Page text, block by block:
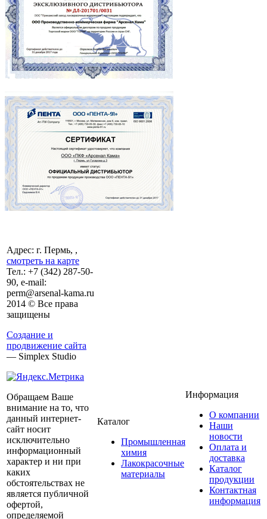
Адрес: г. Пермь, ,
смотреть на карте
Тел.: +7 (342) 287-50-
90, e-mail:
perm@arsenal-kama.ru
2014 © Все права
защищены
Создание и
продвижение сайта
— Simplex Studio
Обращаем Ваше
внимание на то, что
данный интернет-
сайт носит
исключительно
информационный
характер и ни при
каких
обстоятельствах не
является публичной
офертой,
определяемой
Каталог
Промышленная
химия
Лакокрасочные
материалы
Информация
О компании
Наши
новости
Оплата и
доставка
Каталог
продукции
Контактная
информация